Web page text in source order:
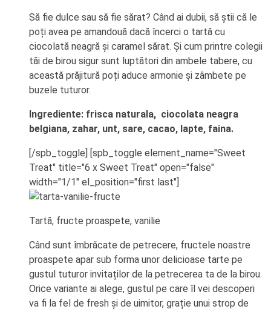
Să fie dulce sau să fie sărat? Când ai dubii, să știi că le
poți avea pe amandouă dacă încerci o tartă cu
ciocolată neagră și caramel sărat. Și cum printre colegii
tăi de birou sigur sunt luptători din ambele tabere, cu
această prăjitură poți aduce armonie și zâmbete pe
buzele tuturor.
Ingrediente: frisca naturala, ciocolata neagra
belgiana, zahar, unt, sare, cacao, lapte, faina.
[/spb_toggle] [spb_toggle element_name="Sweet
Treat" title="6 x Sweet Treat" open="false"
width="1/1" el_position="first last"]
Tartă, fructe proaspete, vanilie
Când sunt îmbrăcate de petrecere, fructele noastre
proaspete apar sub forma unor delicioase tarte pe
gustul tuturor invitaților de la petrecerea ta de la birou.
Orice variante ai alege, gustul pe care îl vei descoperi
va fi la fel de fresh și de uimitor, grație unui strop de